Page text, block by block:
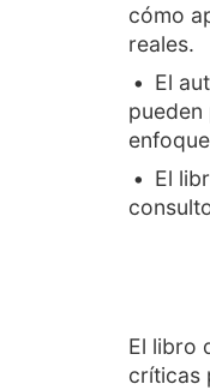
cómo
reales.
El
El
El libro
críticas